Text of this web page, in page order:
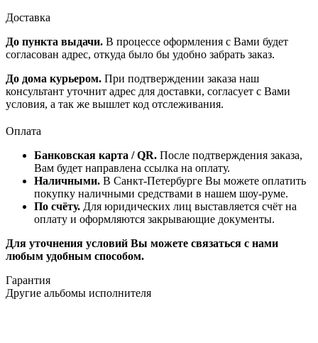
Доставка
До пункта выдачи. В процессе оформления с Вами будет
согласован адрес, откуда было бы удобно забрать заказ.
До дома курьером. При подтверждении заказа наш
консультант уточнит адрес для доставки, согласует с Вами
условия, а так же вышлет код отслеживания.
Оплата
Банковская карта / QR. После подтверждения заказа,
Вам будет направлена ссылка на оплату.
Наличными. В Санкт-Петербурге Вы можете оплатить
покупку наличными средствами в нашем шоу-руме.
По счёту. Для юридических лиц выставляется счёт на
оплату и оформляются закрывающие документы.
Для уточнения условий Вы можете связаться с нами
любым удобным способом.
Гарантия
Другие альбомы исполнителя